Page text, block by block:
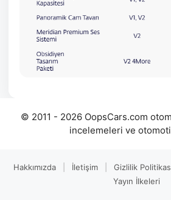
© 2011 - 2026 OopsCars.com
incelemeleri ve
Hakkımızda İletişim Gizlilik
Yayın İlkeleri